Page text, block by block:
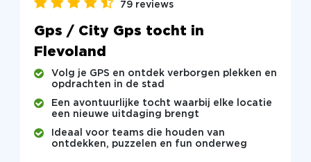
79 reviews
Gps / City Gps tocht in
Flevoland
Volg je GPS en ontdek verborgen plekken en
opdrachten in de stad
Een avontuurlijke tocht waarbij elke locatie
een nieuwe uitdaging brengt
Ideaal voor teams die houden van
ontdekken, puzzelen en fun onderweg